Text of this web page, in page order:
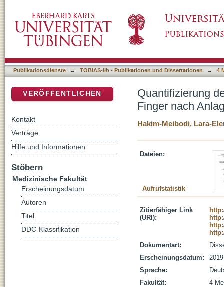
Plexuskatheters
Publikationsdienste → TOBIAS-lib - Publikationen und Dissertationen → 4
Quantifizierung
Finger nach
Hakim-Meibodi, Lara-
Dateien:
Aufrufstatistik
Zitierfähiger Link
(URI):
Dokumentart:
Erscheinungsdatum:
Sprache:
Fakultät:
4
VERÖFFENTLICHEN
Kontakt
Verträge
Hilfe und Informationen
Stöbern
Medizinische Fakultät
Erscheinungsdatum
Autoren
Titel
DDC-Klassifikation